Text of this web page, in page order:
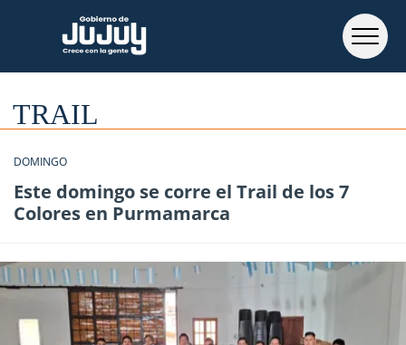
TRAIL
DOMINGO
Este domingo se corre el Trail de los 7
Colores en Purmamarca